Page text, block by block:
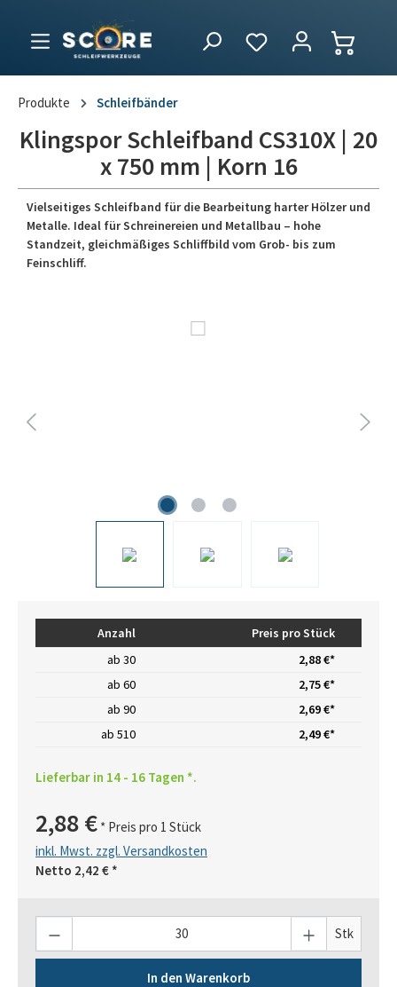
Produkte Schleifbänder
Klingspor Schleifband CS310X | 20
x 750 mm | Korn 16
Vielseitiges Schleifband für die Bearbeitung harter Hölzer und
Metalle. Ideal für Schreinereien und Metallbau – hohe
Standzeit, gleichmäßiges Schliffbild vom Grob- bis zum
Feinschliff.
Anzahl
Preis pro Stück
ab 30
2,88 €*
ab 60
2,75 €*
ab 90
2,69 €*
ab 510 2,49 €*
Lieferbar in 14 - 16 Tagen *.
2,88 € * Preis pro 1 Stück
inkl. Mwst. zzgl. Versandkosten
Netto 2,42 € *
Stk
In den Warenkorb